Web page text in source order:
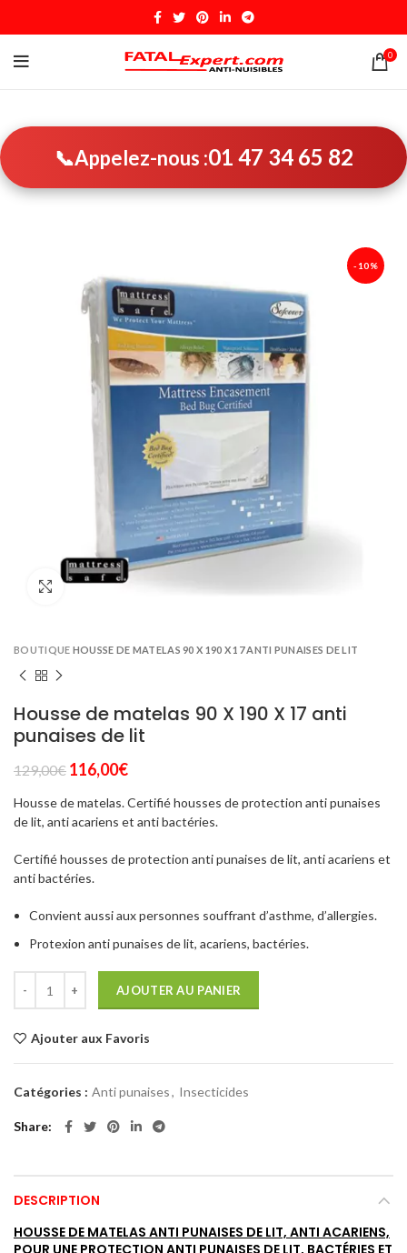
0
📞Appelez-nous :01 47 34 65 82
-10%
Click to enlarge
BOUTIQUE HOUSSE DE MATELAS 90 X 190 X 17 ANTI PUNAISES DE LIT
Housse de matelas 90 X 190 X 17 anti
punaises de lit
129,00€ Le
initial
était :
116,00€Le
actuel
est :
Housse de matelas. Certifié housses de protection anti punaises
de lit, anti acariens et anti bactéries.
Certifié housses de protection anti punaises de lit, anti acariens et
anti bactéries.
Convient aussi aux personnes souffrant d’asthme, d’allergies.
Protexion anti punaises de lit, acariens, bactéries.
AJOUTER AU PANIER
Ajouter aux Favoris
Catégories : Anti punaises, Insecticides
Share
DESCRIPTION
HOUSSE DE MATELAS ANTI PUNAISES DE LIT, ANTI ACARIENS,
POUR UNE PROTECTION ANTI PUNAISES DE LIT, BACTÉRIES ET